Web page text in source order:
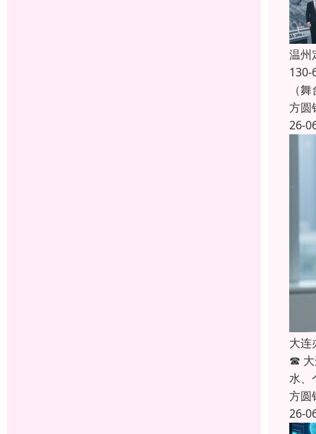
温州
130-
（
方圆
26-
大连
☎ 大
水、
方圆
26-